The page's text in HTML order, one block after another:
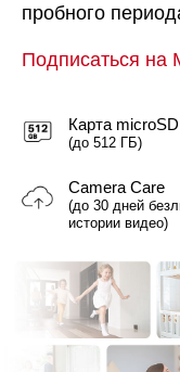
пробного
Подписаться на
Карта microSD
(до 512 ГБ)
Camera Care
(до 30 дней
истории видео)